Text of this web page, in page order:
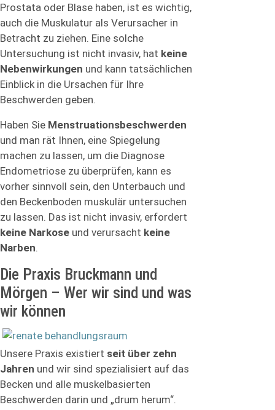
Prostata oder Blase haben, ist es wichtig,
auch die Muskulatur als Verursacher in
Betracht zu ziehen. Eine solche
Untersuchung ist nicht invasiv, hat keine
Nebenwirkungen und kann tatsächlichen
Einblick in die Ursachen für Ihre
Beschwerden geben.
Haben Sie Menstruationsbeschwerden
und man rät Ihnen, eine Spiegelung
machen zu lassen, um die Diagnose
Endometriose zu überprüfen, kann es
vorher sinnvoll sein, den Unterbauch und
den Beckenboden muskulär untersuchen
zu lassen. Das ist nicht invasiv, erfordert
keine Narkose und verursacht keine
Narben.
Die Praxis Bruckmann und
Mörgen – Wer wir sind und was
wir können
Unsere Praxis existiert seit über zehn
Jahren und wir sind spezialisiert auf das
Becken und alle muskelbasierten
Beschwerden darin und „drum herum“.